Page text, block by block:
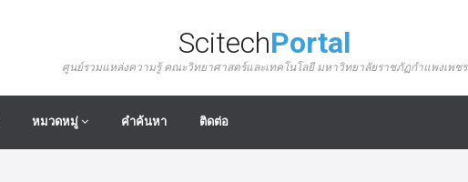
ScitechPortal
ศูนย์รวมแหล่งความรู้ คณะวิทยาศาสตร์และเทคโนโลยี มหาวิทยาลัยราชภัฏกำแพงเพชร
หมวดหมู่ คำค้นหา ติดต่อ